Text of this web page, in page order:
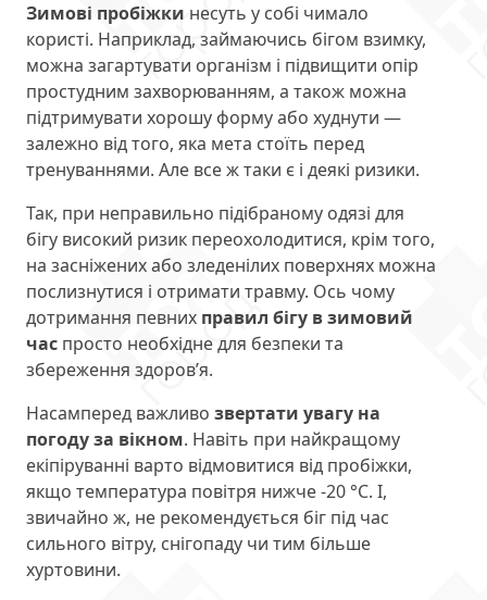
Зимові пробіжки несуть у собі чимало
користі. Наприклад, займаючись бігом взимку,
можна загартувати організм і підвищити опір
простудним захворюванням, а також можна
підтримувати хорошу форму або худнути —
залежно від того, яка мета стоїть перед
тренуваннями. Але все ж таки є і деякі ризики.
Так, при неправильно підібраному одязі для
бігу високий ризик переохолодитися, крім того,
на засніжених або зледенілих поверхнях можна
послизнутися і отримати травму. Ось чому
дотримання певних правил бігу в зимовий
час просто необхідне для безпеки та
збереження здоров’я.
Насамперед важливо звертати увагу на
погоду за вікном. Навіть при найкращому
екіпіруванні варто відмовитися від пробіжки,
якщо температура повітря нижче -20 °С. І,
звичайно ж, не рекомендується біг під час
сильного вітру, снігопаду чи тим більше
хуртовини.